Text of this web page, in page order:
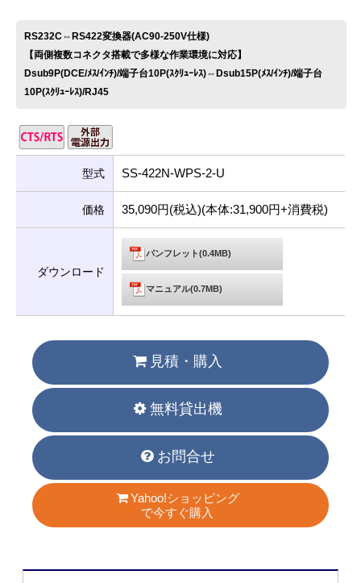
RS232C⇔RS422変換器(AC90-250V仕様)
【両側複数コネクタ搭載で多様な作業環境に対応】
Dsub9P(DCE/ﾒｽ/ｲﾝﾁ)/端子台10P(ｽｸﾘｭｰﾚｽ)⇔Dsub15P(ﾒｽ/ｲﾝﾁ)/端子台
10P(ｽｸﾘｭｰﾚｽ)/RJ45
型式 SS-422N-WPS-2-U
価格 35,090円(税込)(本体:31,900円+消費税)
ダウンロード
パンフレット(0.4MB)
マニュアル(0.7MB)
見積・購入
無料貸出機
お問合せ
Yahoo!ショッピング
で今すぐ購入